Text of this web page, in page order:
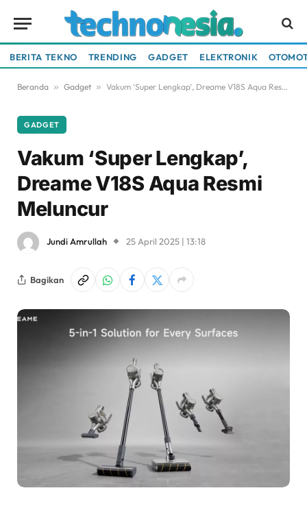
BERITA TEKNO TRENDING GADGET ELEKTRONIK
Beranda » Gadget » Vakum ‘Super Lengkap’, Dreame V18S Aqua Resmi Meluncur
GADGET
Vakum ‘Super Lengkap’,
Dreame V18S Aqua Resmi
Meluncur
Jundi Amrullah 25 April 2025 | 13:18
Bagikan